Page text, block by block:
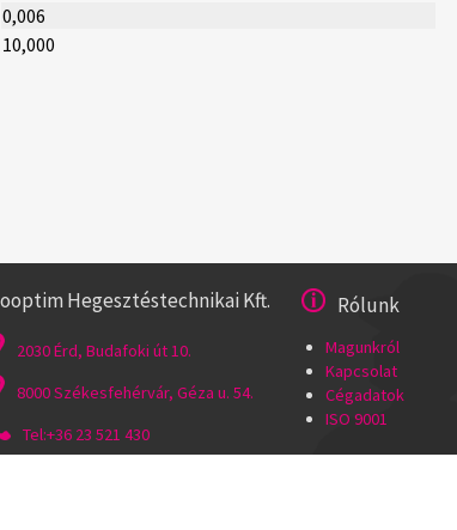
0,006
10,000
Hegesztéstechnikai Kft.
2030 Érd, Budafoki út 10.
8000 Székesfehérvár, Géza u. 54.
Tel:+36 23 521 430
Rólunk
Magunkról
Kapcsolat
Cégadatok
ISO 9001